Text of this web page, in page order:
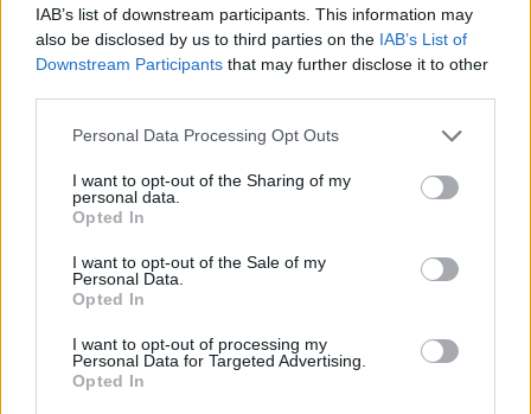
IAB’s list of downstream participants. This information may
also be disclosed by us to third parties on the IAB’s List of
Downstream Participants that may further disclose it to other
Personal Data Processing Opt Outs
I want to opt-out of the Sharing of my
personal data.
Opted In
I want to opt-out of the Sale of my
Personal Data.
Opted In
I want to opt-out of processing my
Personal Data for Targeted Advertising.
Opted In
Тръмп забрани „родилния туризъм“ в
САЩ
07.08.2026 / 13:30